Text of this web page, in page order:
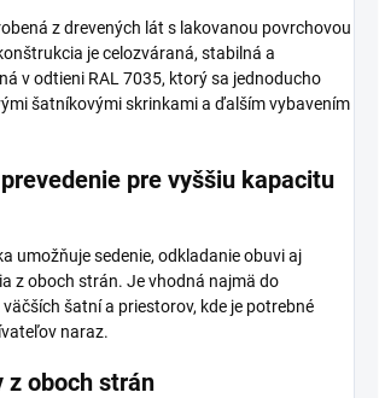
z drevených lát s lakovanou povrchovou
je celozváraná, stabilná a
v odtieni RAL 7035, ktorý sa jednoducho
šatníkovými skrinkami a ďalším vybavením
pre vyššiu kapacitu
umožňuje sedenie, odkladanie obuvi aj
z oboch strán. Je vhodná najmä do
šatní a priestorov, kde je potrebné
naraz.
z oboch strán